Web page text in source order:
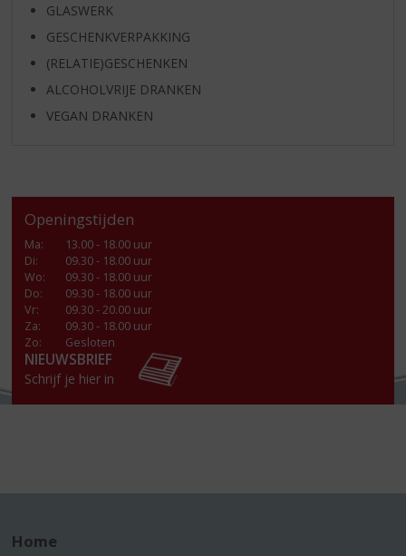
GLASWERK
GESCHENKVERPAKKING
(RELATIE)GESCHENKEN
ALCOHOLVRIJE DRANKEN
VEGAN DRANKEN
Openingstijden
Ma:
13.00 - 18.00 uur
Di:
09.30 - 18.00 uur
Wo:
09.30 - 18.00 uur
Do:
09.30 - 18.00 uur
Vr:
09.30 - 20.00 uur
Za:
09.30 - 18.00 uur
Zo:
Gesloten
NIEUWSBRIEF
Schrijf je hier in
Home